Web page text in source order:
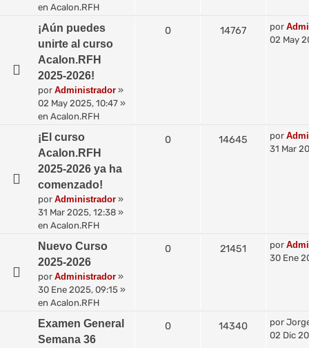
en Acalon.RFH
¡Aún puedes
unirte al curso
Acalon.RFH
2025-2026!
por Administrador »
02 May 2025, 10:47 »
en Acalon.RFH
0 14767 por
02 May
¡El curso
Acalon.RFH
2025-2026 ya ha
comenzado!
por Administrador »
31 Mar 2025, 12:38 »
en Acalon.RFH
0 14645 por
31 Mar
Nuevo Curso
2025-2026
por Administrador »
30 Ene 2025, 09:15 »
en Acalon.RFH
0 21451 por
30 Ene
Examen General
Semana 36
0 14340 por
02 Dic